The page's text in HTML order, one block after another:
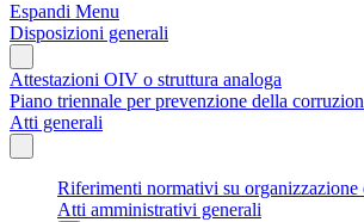
Espandi Menu
Disposizioni generali
Attestazioni OIV o struttura analoga
Piano triennale per prevenzione della
Atti generali
Riferimenti normativi su organizzazione
Atti amministrativi generali